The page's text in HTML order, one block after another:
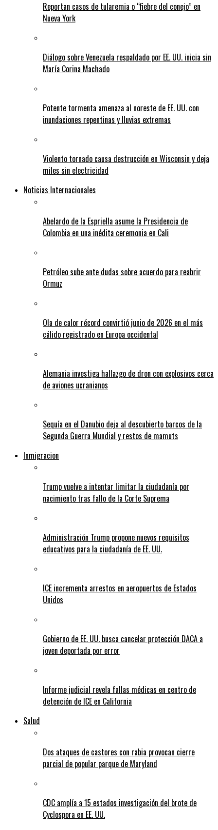
Reportan casos de tularemia o “fiebre del conejo” en
Nueva York
Diálogo sobre Venezuela respaldado por EE. UU. inicia sin
María Corina Machado
Potente tormenta amenaza al noreste de EE. UU. con
inundaciones repentinas y lluvias extremas
Violento tornado causa destrucción en Wisconsin y deja
miles sin electricidad
Noticias Internacionales
Abelardo de la Espriella asume la Presidencia de
Colombia en una inédita ceremonia en Cali
Petróleo sube ante dudas sobre acuerdo para reabrir
Ormuz
Ola de calor récord convirtió junio de 2026 en el más
cálido registrado en Europa occidental
Alemania investiga hallazgo de dron con explosivos cerca
de aviones ucranianos
Sequía en el Danubio deja al descubierto barcos de la
Segunda Guerra Mundial y restos de mamuts
Inmigracion
Trump vuelve a intentar limitar la ciudadanía por
nacimiento tras fallo de la Corte Suprema
Administración Trump propone nuevos requisitos
educativos para la ciudadanía de EE. UU.
ICE incrementa arrestos en aeropuertos de Estados
Unidos
Gobierno de EE. UU. busca cancelar protección DACA a
joven deportada por error
Informe judicial revela fallas médicas en centro de
detención de ICE en California
Salud
Dos ataques de castores con rabia provocan cierre
parcial de popular parque de Maryland
CDC amplía a 15 estados investigación del brote de
Cyclospora en EE. UU.